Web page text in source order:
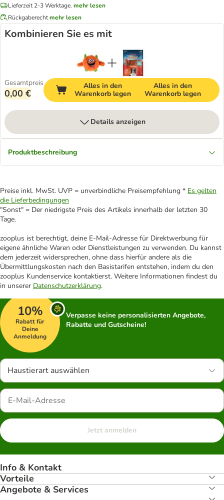
Lieferzeit 2-3 Werktage. mehr lesen
Rückgaberechtmehr lesen
Kombinieren Sie es mit
Gesamtpreis
0,00 €
Alles in den
Warenkorb legen
Alles in den
Warenkorb legen
Details anzeigen
Produktbeschreibung
Preise inkl. MwSt. UVP = unverbindliche Preisempfehlung * Es gelten
die Lieferbedingungen
"Sonst" = Der niedrigste Preis des Artikels innerhalb der letzten 30
Tage.
zooplus ist berechtigt, deine E-Mail-Adresse für Direktwerbung für
eigene ähnliche Waren oder Dienstleistungen zu verwenden. Du kannst
dem jederzeit widersprechen, ohne dass hierfür andere als die
Übermittlungskosten nach den Basistarifen entstehen, indem du den
zooplus Kundenservice kontaktierst. Weitere Informationen findest du
in unserer Datenschutzerklärung.
10%
Rabatt für
Deine
Anmeldung
Verpasse keine personalisierten Angebote,
Rabatte und Gutscheine!
Haustierart auswählen
Jetzt anmelden
Info & Kontakt
Vorteile
Angebote & Services